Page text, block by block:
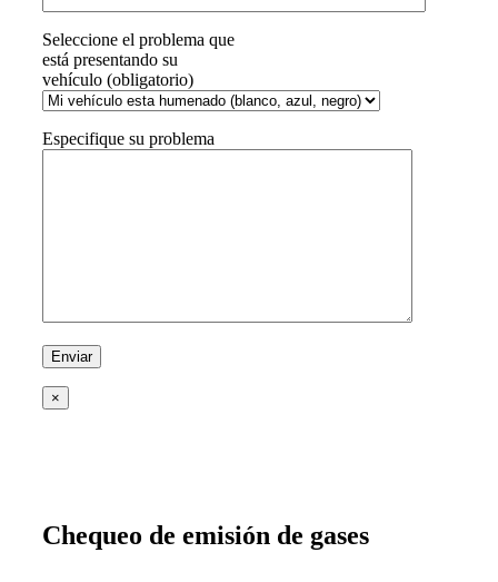
Seleccione el problema que
está presentando su
vehículo (obligatorio)
Especifique su problema
×
Chequeo de emisión de gases